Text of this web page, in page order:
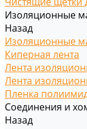
Изоляционные
Назад
Изоляционные
Киперная лента
Лента
Лента
Пленка
Соединения и
Назад